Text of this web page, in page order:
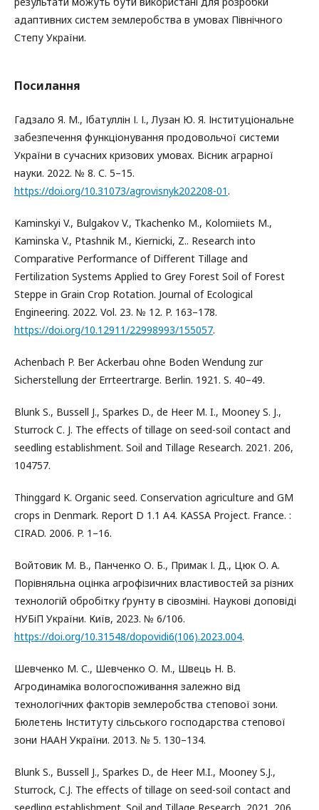
адаптивних систем землеробства в умовах Північного
Степу України.
Посилання
Гадзало Я. М., Ібатуллін І. І., Лузан Ю. Я. Інституціональне
забезпечення функціонування продовольчої системи
України в сучасних кризових умовах. Вісник аграрної
науки. 2022. № 8. С. 5–15.
https://doi.org/10.31073/agrovisnyk202208-01.
Kaminskyi V., Bulgakov V., Tkachenko M., Kolomiіets M.,
Kaminska V., Ptashnik M., Kiernicki, Z.. Research into
Comparative Performance of Different Tillage and
Fertilization Systems Applied to Grey Forest Soil of Forest
Steppe in Grain Crop Rotation. Journal of Ecological
Engineering. 2022. Vol. 23. № 12. P. 163–178.
https://doi.org/10.12911/22998993/155057.
Achenbach P. Ber Ackerbau ohne Boden Wendung zur
Sicherstellung der Errteertrarge. Berlin. 1921. S. 40–49.
Blunk S., Bussell J., Sparkes D., de Heer M. I., Mooney S. J.,
Sturrock C. J. The effects of tillage on seed-soil contact and
seedling establishment. Soil and Tillage Research. 2021. 206,
104757.
Thinggard K. Organic seed. Conservation agriculture and GM
crops in Denmark. Report D 1.1 A4. KASSA Project. France. :
CIRAD. 2006. P. 1–16.
Войтовик М. В., Панченко О. Б., Примак І. Д., Цюк О. А.
Порівняльна оцінка агрофізичних властивостей за різних
технологій обробітку ґрунту в сівозміні. Наукові доповіді
НУБіП України. Київ, 2023. № 6/106.
https://doi.org/10.31548/dopovidi6(106).2023.004.
Шевченко М. С., Шевченко О. М., Швець Н. В.
Агродинаміка вологоспоживання залежно від
технологічних факторів землеробства степової зони.
Бюлетень Інституту сільського господарства степової
зони НААН України. 2013. № 5. 130–134.
Blunk S., Bussell J., Sparkes D., de Heer M.I., Mooney S.J.,
Sturrock, C.J. The effects of tillage on seed-soil contact and